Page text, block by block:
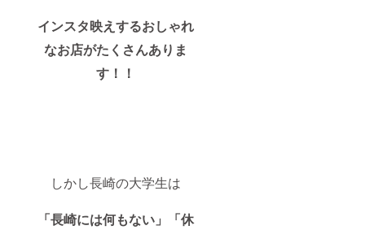
インスタ映えするおしゃれ
なお店がたくさんありま
す！！
しかし長崎の大学生は
「長崎には何もない」「休